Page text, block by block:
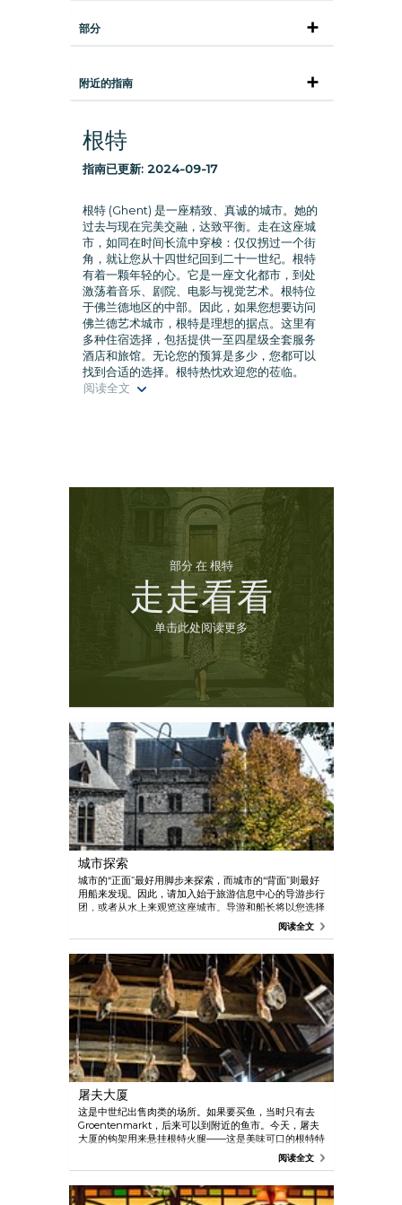
部分
附近的指南
根特
指南已更新: 2024-09-17
根特 (Ghent) 是一座精致、真诚的城市。她的
过去与现在完美交融，达致平衡。走在这座城
市，如同在时间长流中穿梭：仅仅拐过一个街
角，就让您从十四世纪回到二十一世纪。根特
有着一颗年轻的心。它是一座文化都市，到处
激荡着音乐、剧院、电影与视觉艺术。根特位
于佛兰德地区的中部。因此，如果您想要访问
佛兰德艺术城市，根特是理想的据点。这里有
多种住宿选择，包括提供一至四星级全套服务
酒店和旅馆。无论您的预算是多少，您都可以
找到合适的选择。根特热忱欢迎您的莅临。
阅读全文
部分 在 根特
走走看看
单击此处阅读更多
城市探索
城市的“正面”最好用脚步来探索，而城市的“背面”则最好
用船来发现。因此，请加入始于旅游信息中心的导游步行
团，或者从水上来观览这座城市。导游和船长将以您选择
的语言带领您品味历史，并穿插一些奇闻异事。当然，您
阅读全文
屠夫大厦
这是中世纪出售肉类的场所。如果要买鱼，当时只有去
Groentenmarkt，后来可以到附近的鱼市。今天，屠夫
大厦的钩架用来悬挂根特火腿——这是美味可口的根特特
产，就像您可以买到的其他东佛兰德美食一样。阅读全文